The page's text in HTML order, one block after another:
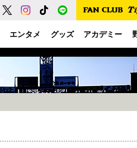
エンタメ グッズ アカデミー